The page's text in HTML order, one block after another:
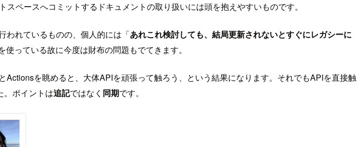
ペースへコミットするドキュメントの取り扱いには頭を抱えやすいものです。
われているものの、個人的には「あれこれ検討しても、結局更新されないとすぐにレガシーに
っている故に今度は財布の問題もでてきます。
を眺めると、大体APIを頑張って触ろう、という結果になります。それでもAPIを直接触
。ポイントは追記ではなく 同期です。